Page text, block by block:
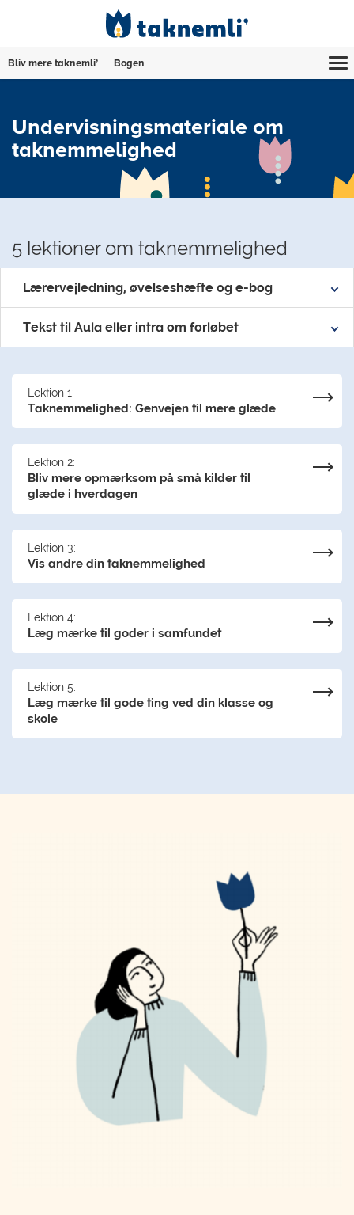
Bliv mere taknemli’ Bogen
Undervisningsmateriale om
taknemmelighed
5 lektioner om taknemmelighed
Lærervejledning, øvelseshæfte og e-bog
Tekst til Aula eller intra om forløbet
Lektion 1:
Taknemmelighed: Genvejen til mere glæde
Lektion 2:
Bliv mere opmærksom på små kilder til
glæde i hverdagen
Lektion 3:
Vis andre din taknemmelighed
Lektion 4:
Læg mærke til goder i samfundet
Lektion 5:
Læg mærke til gode ting ved din klasse og
skole